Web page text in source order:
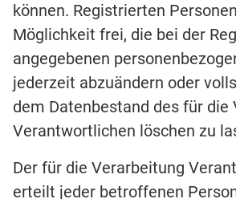
können. Registrierten
Möglichkeit frei, die bei der
angegebenen
jederzeit abzuändern oder
dem Datenbestand des für die
Verantwortlichen löschen zu
Der für die Verarbeitung
erteilt jeder betroffenen